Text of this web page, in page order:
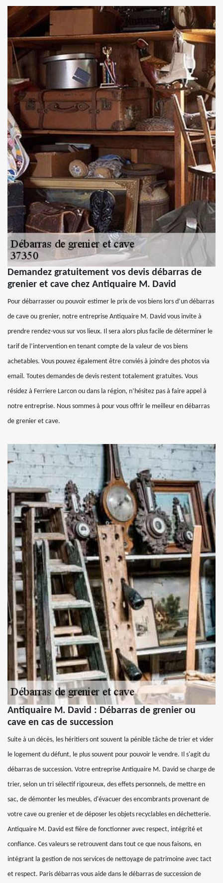
Demandez gratuitement vos devis débarras de
grenier et cave chez Antiquaire M. David
Pour débarrasser ou pouvoir estimer le prix de vos biens lors d’un débarras
de cave ou grenier, notre entreprise Antiquaire M. David vous invite à
prendre rendez-vous sur vos lieux. Il sera alors plus facile de déterminer le
tarif de l’intervention en tenant compte de la valeur de vos biens
achetables. Vous pouvez également être conviés à joindre des photos via
email. Toutes demandes de devis restent totalement gratuites. Vous
résidez à Ferriere Larcon ou dans la région, n’hésitez pas à faire appel à
notre entreprise. Nous sommes à pour vous offrir le meilleur en débarras
de grenier et cave.
Antiquaire M. David : Débarras de grenier ou
cave en cas de succession
Suite à un décès, les héritiers ont souvent la pénible tâche de trier et vider
le logement du défunt, le plus souvent pour pouvoir le vendre. Il s'agit du
débarras de succession. Votre entreprise Antiquaire M. David se charge de
trier, selon un tri sélectif rigoureux, des effets personnels, de mettre en
sac, de démonter les meubles, d'évacuer des encombrants provenant de
votre cave ou grenier et de déposer les objets recyclables en déchetterie.
Antiquaire M. David est fière de fonctionner avec respect, intégrité et
confiance. Ces valeurs se retrouvent dans tout ce que nous faisons, en
intégrant la gestion de nos services de nettoyage de patrimoine avec tact
et respect. Paris débarras vous aide dans le débarras de succession de